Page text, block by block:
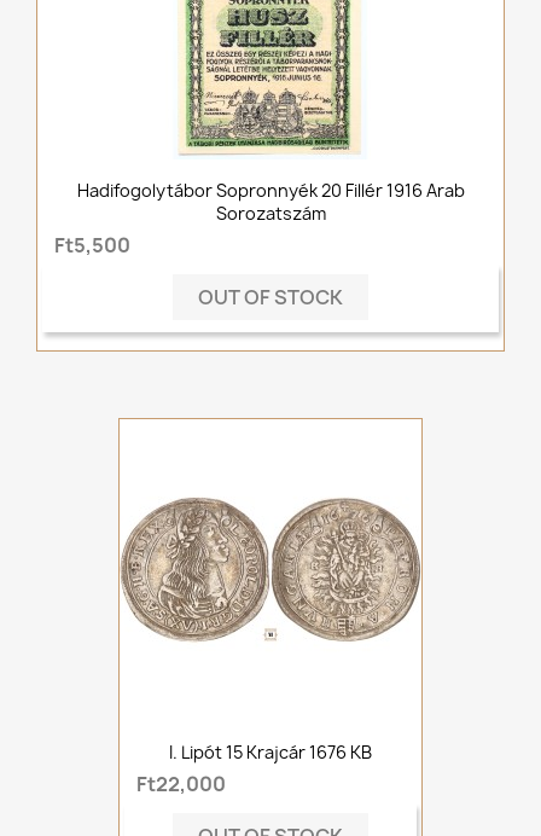
Hadifogolytábor Sopronnyék 20 Fillér 1916 Arab
Sorozatszám
Ft5,500
OUT OF STOCK
I. Lipót 15 Krajcár 1676 KB
Ft22,000